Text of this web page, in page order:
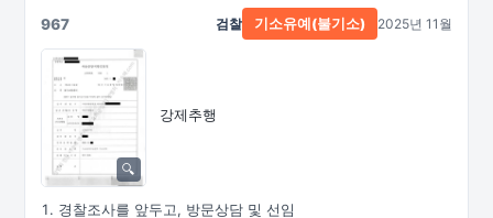
967
강제추행
검찰 기소유예(불기소) 2025년 11월
경찰조사를 앞두고, 방문상담 및 선임